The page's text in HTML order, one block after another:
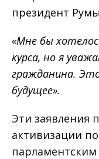
президент
«Мне бы
курса, но я
гражданина.
будущее».
Эти заявления
активизации